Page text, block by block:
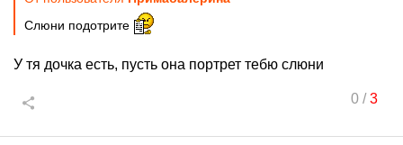
Слюни подотрите
У тя дочка есть, пусть она портрет тебю слюни
0/3